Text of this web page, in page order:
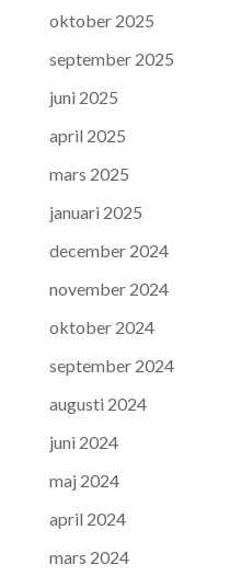
oktober 2025
september 2025
juni 2025
april 2025
mars 2025
januari 2025
december 2024
november 2024
oktober 2024
september 2024
augusti 2024
juni 2024
maj 2024
april 2024
mars 2024